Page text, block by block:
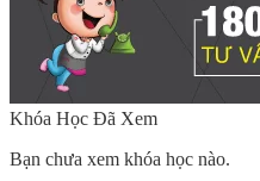
Khóa Học Đã Xem
Bạn chưa xem khóa học nào.